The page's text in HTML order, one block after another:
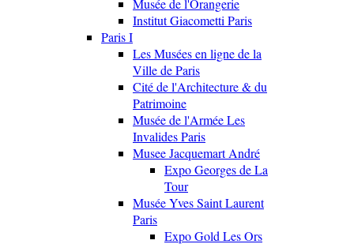
Musée de l'Orangerie
Institut Giacometti Paris
Paris I
Les Musées en ligne de la
Ville de Paris
Cité de l'Architecture & du
Patrimoine
Musée de l'Armée Les
Invalides Paris
Musee Jacquemart André
Expo Georges de La
Tour
Musée Yves Saint Laurent
Paris
Expo Gold Les Ors